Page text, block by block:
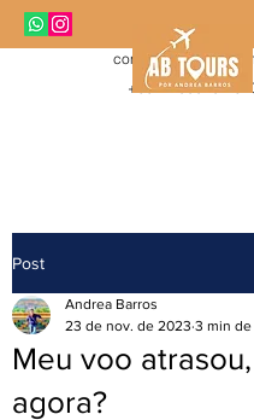
+55 11 99919-
Post
Meu voo
agora?
Andrea Barros
23 de nov. de 2023 3 min